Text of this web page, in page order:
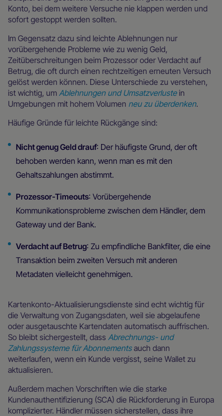
Konto, bei dem weitere Versuche nie klappen werden und
sofort gestoppt werden sollten.
Im Gegensatz dazu sind leichte Ablehnungen nur
vorübergehende Probleme wie zu wenig Geld,
Zeitüberschreitungen beim Prozessor oder Verdacht auf
Betrug, die oft durch einen rechtzeitigen erneuten Versuch
gelöst werden können. Diese Unterschiede zu verstehen,
ist wichtig, um Ablehnungen und Umsatzverlustein
Umgebungen mit hohem Volumen neu zu überdenken.
Häufige Gründe für leichte Rückgänge sind:
Nicht genug Geld drauf: Der häufigste Grund, der oft
behoben werden kann, wenn man es mit den
Gehaltszahlungen abstimmt.
Prozessor-Timeouts: Vorübergehende
Kommunikationsprobleme zwischen dem Händler, dem
Gateway und der Bank.
Verdacht auf Betrug: Zu empfindliche Bankfilter, die eine
Transaktion beim zweiten Versuch mit anderen
Metadaten vielleicht genehmigen.
Kartenkonto-Aktualisierungsdienste sind echt wichtig für
die Verwaltung von Zugangsdaten, weil sie abgelaufene
oder ausgetauschte Kartendaten automatisch auffrischen.
So bleibt sichergestellt, dass Abrechnungs- und
Zahlungssysteme für Abonnementsauch dann
weiterlaufen, wenn ein Kunde vergisst, seine Wallet zu
aktualisieren.
Außerdem machen Vorschriften wie die starke
Kundenauthentifizierung (SCA) die Rückforderung in Europa
komplizierter. Händler müssen sicherstellen, dass ihre